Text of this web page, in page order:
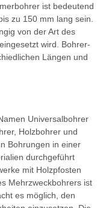
ist bedeutend
zu 150 mm lang sein.
von der Art des
wird. Bohrer-
Längen und
Universalbohrer
Holzbohrer und
Bohrungen in einer
durchgeführt
mit Holzpfosten
Mehrzweckbohrers ist
es möglich, den